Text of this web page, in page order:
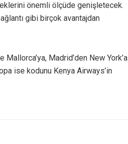
önemli ölçüde genişletecek.
gibi birçok avantajdan
Mallorca’ya, Madrid’den New York’a
ise kodunu Kenya Airways’in